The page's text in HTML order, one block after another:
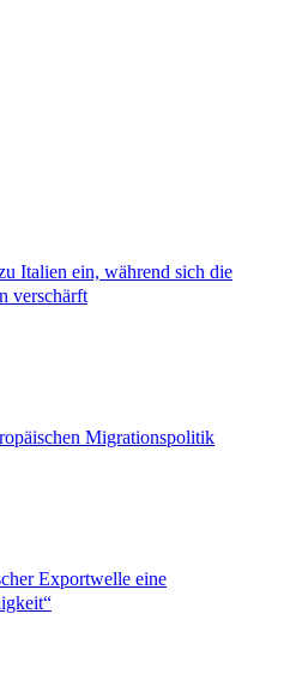
Italien ein, während sich die
verschärft
Migrationspolitik
Exportwelle eine